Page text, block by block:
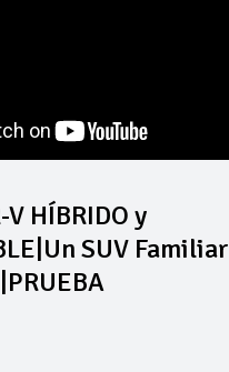
V HÍBRIDO y
SUV Familiar